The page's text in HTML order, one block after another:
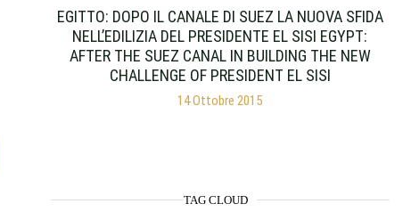
EGITTO: DOPO IL CANALE DI SUEZ LA NUOVA SFIDA
NELL’EDILIZIA DEL PRESIDENTE EL SISI EGYPT:
AFTER THE SUEZ CANAL IN BUILDING THE NEW
CHALLENGE OF PRESIDENT EL SISI
14 Ottobre 2015
TAG CLOUD